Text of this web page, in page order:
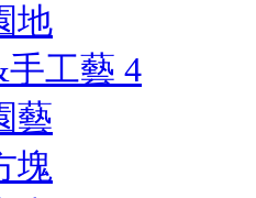
地
工藝 4
藝
塊